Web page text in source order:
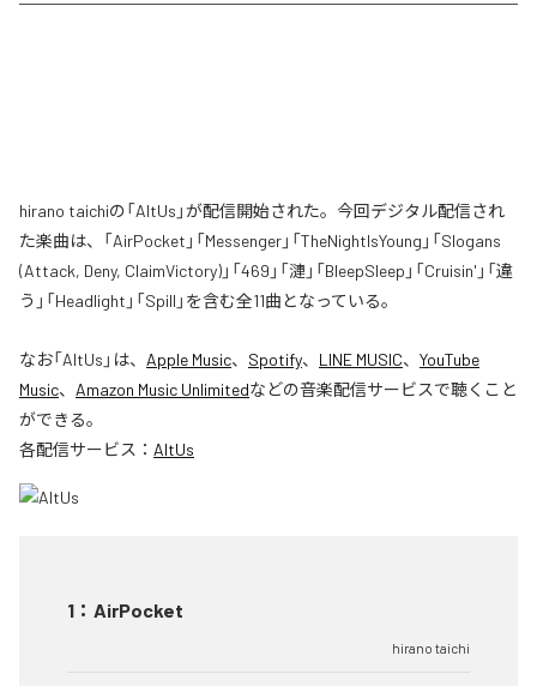
hirano taichiの「AltUs」が配信開始された。今回デジタル配信され
た楽曲は、「AirPocket」「Messenger」「TheNightIsYoung」「Slogans
(Attack, Deny, ClaimVictory)」「469」「漣」「BleepSleep」「Cruisin'」「違
う」「Headlight」「Spill」を含む全11曲となっている。
なお「AltUs 」は、 Apple Music、 Spotify、 LINE MUSIC、 YouTube
Music、 Amazon Music Unlimitedなどの音楽配信サービスで聴くこと
ができる。
各配信サービス： AltUs
1 ： AirPocket
hirano taichi